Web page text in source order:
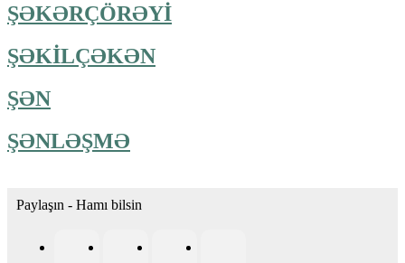
ŞƏKƏRÇÖRƏYİ
ŞƏKİLÇƏKƏN
ŞƏN
ŞƏNLƏŞMƏ
Paylaşın - Hamı bilsin